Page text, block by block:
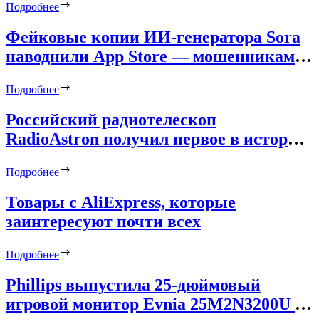
фэнтезийного трактира от авторов
Game Dev Tycoon
Подробнее
Фейковые копии ИИ-генератора Sora
наводнили App Store — мошенникам
Подробнее
Российский радиотелескоп
RadioAstron получил первое в истории
сверхмассивных чёрных дыр
Подробнее
Товары с AliExpress, которые
заинтересуют почти всех
Подробнее
Phillips выпустила 25-дюймовый
игровой монитор Evnia 25M2N3200U с